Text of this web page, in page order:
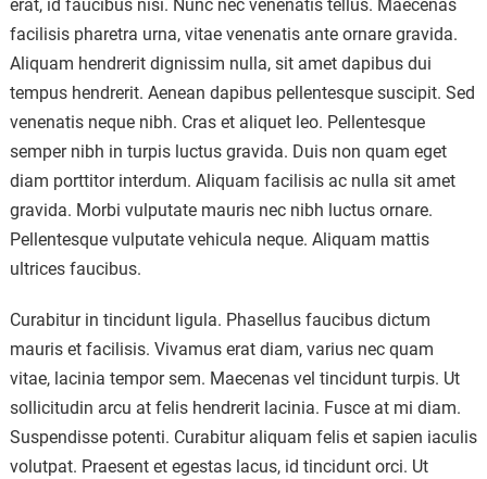
erat, id faucibus nisi. Nunc nec venenatis tellus. Maecenas
facilisis pharetra urna, vitae venenatis ante ornare gravida.
Aliquam hendrerit dignissim nulla, sit amet dapibus dui
tempus hendrerit. Aenean dapibus pellentesque suscipit. Sed
venenatis neque nibh. Cras et aliquet leo. Pellentesque
semper nibh in turpis luctus gravida. Duis non quam eget
diam porttitor interdum. Aliquam facilisis ac nulla sit amet
gravida. Morbi vulputate mauris nec nibh luctus ornare.
Pellentesque vulputate vehicula neque. Aliquam mattis
ultrices faucibus.
Curabitur in tincidunt ligula. Phasellus faucibus dictum
mauris et facilisis. Vivamus erat diam, varius nec quam
vitae, lacinia tempor sem. Maecenas vel tincidunt turpis. Ut
sollicitudin arcu at felis hendrerit lacinia. Fusce at mi diam.
Suspendisse potenti. Curabitur aliquam felis et sapien iaculis
volutpat. Praesent et egestas lacus, id tincidunt orci. Ut